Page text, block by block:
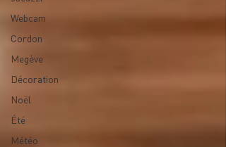
Webcam
Cordon
Megève
Décoration
Noël
Été
Météo